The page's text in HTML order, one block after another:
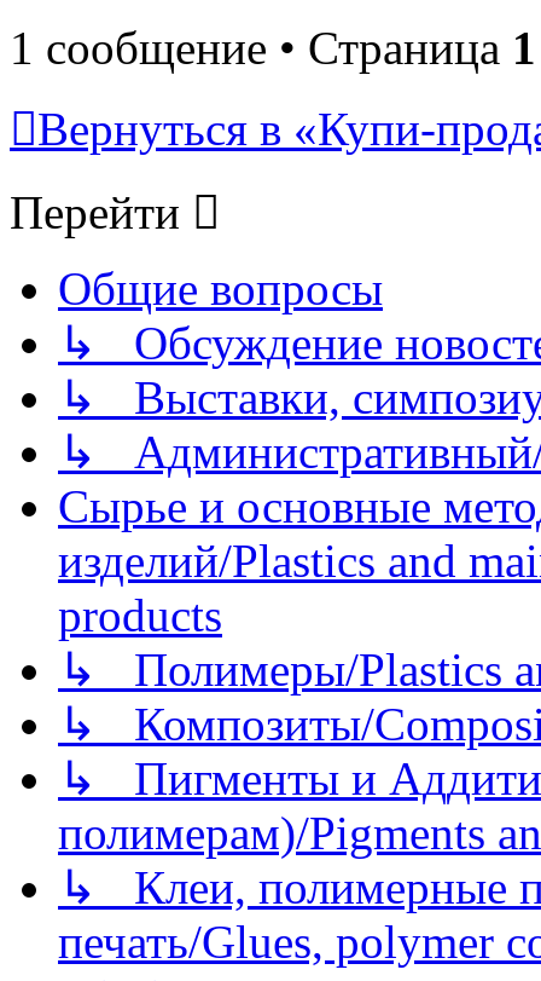
1 сообщение • Страница 1
Вернуться в «Купи-
Перейти
Общие вопросы
↳ Обсуждение
↳ Выставки,
↳
Сырье и основные
изделий/Plastics and
products
↳ Полимеры/Plastics
↳ Композиты/
↳ Пигменты и
полимерам)/Pigments
↳ Клеи, полимерные
печать/Glues, polymer